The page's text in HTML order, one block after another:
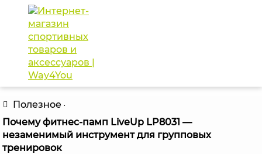
КАТАЛОГ ТОВАРОВ
Полезное
Почему фитнес-памп LiveUp LP8031 —
незаменимый инструмент для групповых
тренировок